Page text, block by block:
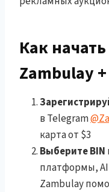
Как
Zambulay
в Telegram
карта от $3
Выберите BIN
платформы,
Zambulay